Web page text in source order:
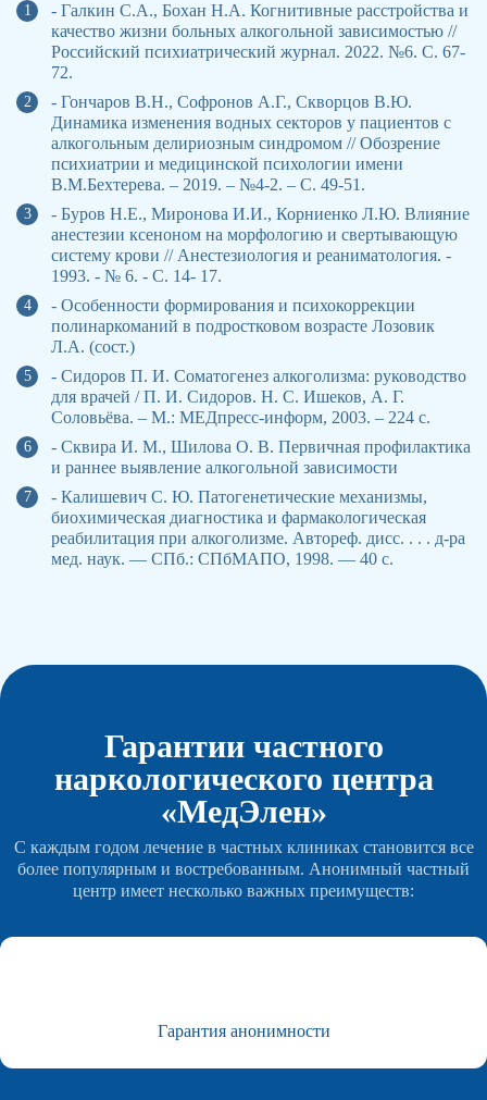
- Галкин С.А., Бохан Н.А. Когнитивные расстройства и
качество жизни больных алкогольной зависимостью //
Российский психиатрический журнал. 2022. №6. С. 67-
72.
- Гончаров В.Н., Софронов А.Г., Скворцов В.Ю.
Динамика изменения водных секторов у пациентов с
алкогольным делириозным синдромом // Обозрение
психиатрии и медицинской психологии имени
В.М.Бехтерева. – 2019. – №4-2. – С. 49-51.
- Буров Н.Е., Миронова И.И., Корниенко Л.Ю. Влияние
анестезии ксеноном на морфологию и свертывающую
систему крови // Анестезиология и реаниматология. -
1993. - № 6. - С. 14- 17.
- Особенности формирования и психокоррекции
полинаркоманий в подростковом возрасте Лозовик
Л.А. (сост.)
- Сидоров П. И. Соматогенез алкоголизма: руководство
для врачей / П. И. Сидоров. Н. С. Ишеков, А. Г.
Соловьёва. – М.: МЕДпресс-информ, 2003. – 224 с.
- Сквира И. М., Шилова О. В. Первичная профилактика
и раннее выявление алкогольной зависимости
- Калишевич С. Ю. Патогенетические механизмы,
биохимическая диагностика и фармакологическая
реабилитация при алкоголизме. Автореф. дисс. . . . д-ра
мед. наук. — СПб.: СПбМАПО, 1998. — 40 с.
Гарантии частного
наркологического центра
«МедЭлен»
С каждым годом лечение в частных клиниках становится все
более популярным и востребованным. Анонимный частный
центр имеет несколько важных преимуществ:
Гарантия анонимности